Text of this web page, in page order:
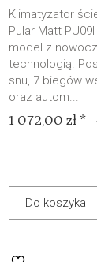
Klimatyzator
Pular Matt
model z
technologią.
snu, 7 biegów
oraz autom...
1 072,00 zł *
Do koszyka